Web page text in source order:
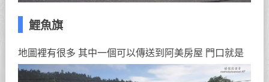
鯉魚旗
地圖裡有很多 其中一個可以傳送到阿美房屋 門口就是